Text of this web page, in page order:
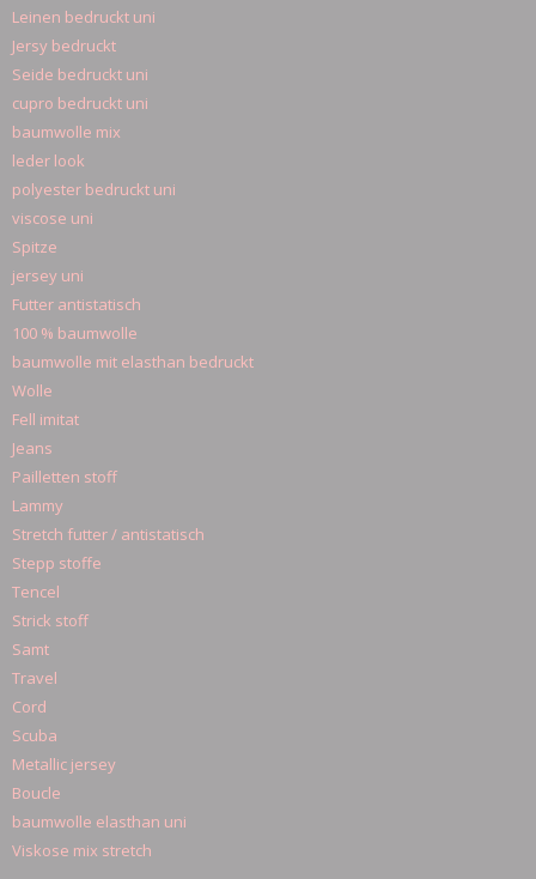
Leinen bedruckt uni
Jersy bedruckt
Seide bedruckt uni
cupro bedruckt uni
baumwolle mix
leder look
polyester bedruckt uni
viscose uni
Spitze
jersey uni
Futter antistatisch
100 % baumwolle
baumwolle mit elasthan bedruckt
Wolle
Fell imitat
Jeans
Pailletten stoff
Lammy
Stretch futter / antistatisch
Stepp stoffe
Tencel
Strick stoff
Samt
Travel
Cord
Scuba
Metallic jersey
Boucle
baumwolle elasthan uni
Viskose mix stretch